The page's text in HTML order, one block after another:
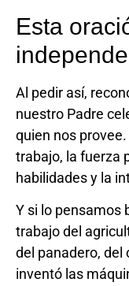
Esta
Al pedir así,
nuestro Padre
quien nos
trabajo, la fuerza
habilidades y la
Y si lo pensamos
trabajo del
del panadero, del
inventó las